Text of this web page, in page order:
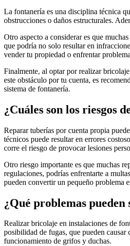
La fontanería es una disciplina técnica
obstrucciones o daños estructurales.
Otro aspecto a considerar es que
que podría no solo resultar en
vender tu propiedad o enfrentar
Finalmente, al optar por realizar
este obstáculo por tu cuenta, es
sistema de fontanería.
¿Cuáles son los riesgos
Reparar tuberías por cuenta propia
técnicos puede resultar en errores
corre el riesgo de provocar lesiones
Otro riesgo importante es que muchas
regulaciones, podrías enfrentarte a
pueden convertir un pequeño problema
¿Qué problemas
Realizar bricolaje en instalaciones de
posibilidad de fugas, que pueden causar
funcionamiento de grifos y duchas.